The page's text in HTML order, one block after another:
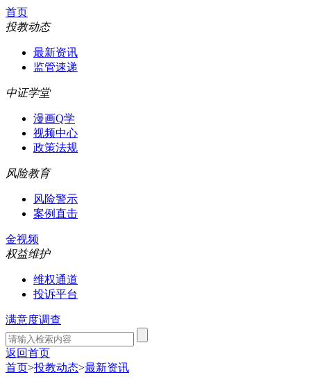
首页
投教动态
最新资讯
监管速递
中证学堂
漫画Q学
视频中心
政策法规
风险教育
风险警示
案例直击
金视频
权益维护
维权通道
投诉平台
满意度调查
返回首页
首页>投教动态>最新资讯